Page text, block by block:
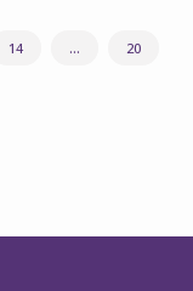
14 … 20